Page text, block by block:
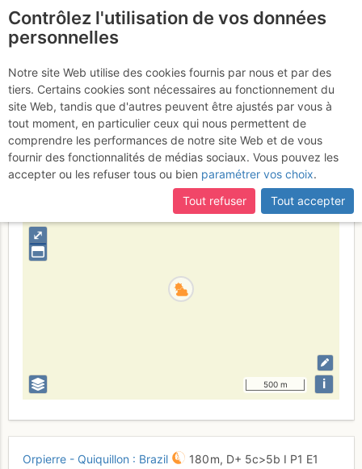
Orpierre - Quiquillon :
Brazil
Vendredi 19 mai 2017
France Hautes-Alpes Luberon - Baronnies - Saoû
⤢
500 m i
Orpierre - Quiquillon : Brazil 180 m, D+ 5c>5b I P1 E1
Contrôlez l'utilisation de vos données
personnelles
Notre site Web utilise des cookies fournis par nous et par des
tiers. Certains cookies sont nécessaires au fonctionnement du
site Web, tandis que d'autres peuvent être ajustés par vous à
tout moment, en particulier ceux qui nous permettent de
comprendre les performances de notre site Web et de vous
fournir des fonctionnalités de médias sociaux. Vous pouvez les
accepter ou les refuser tous ou bien paramétrer vos choix.
Tout refuser
Tout accepter